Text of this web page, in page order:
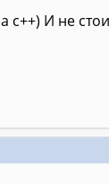
И не